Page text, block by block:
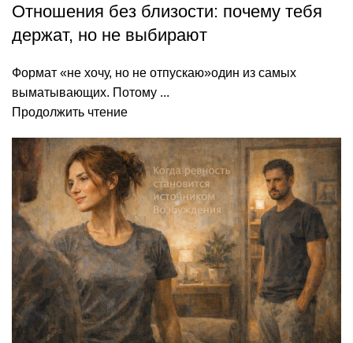
Отношения без близости: почему тебя
держат, но не выбирают
Формат «не хочу, но не отпускаю»один из самых
выматывающих. Потому ...
Продолжить чтение